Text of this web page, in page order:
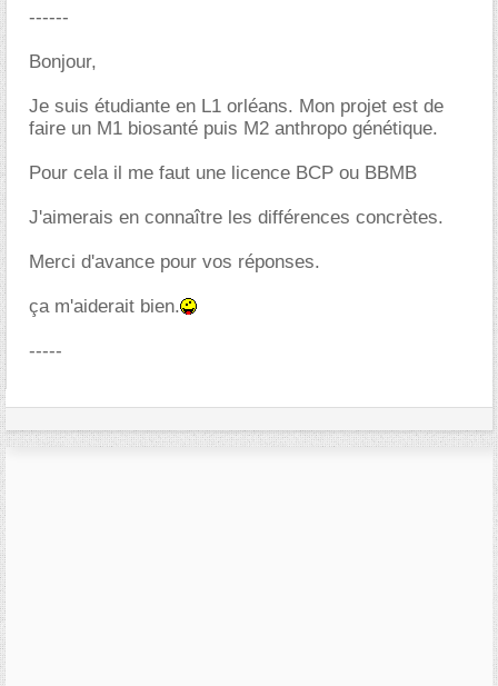
------
Bonjour,
Je suis étudiante en L1 orléans. Mon projet est de
faire un M1 biosanté puis M2 anthropo génétique.
Pour cela il me faut une licence BCP ou BBMB
J'aimerais en connaître les différences concrètes.
Merci d'avance pour vos réponses.
ça m'aiderait bien.
-----